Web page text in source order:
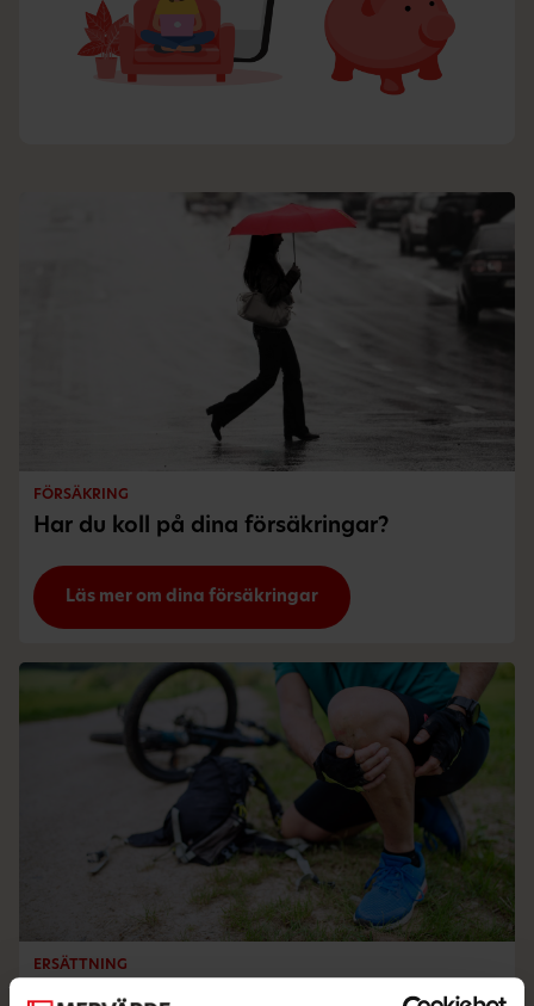
FÖRSÄKRING
Har du koll på dina försäkringar?
Läs mer om dina försäkringar
ERSÄTTNING
Du kanske har försäkringspengar att